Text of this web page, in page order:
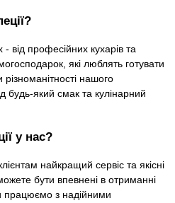
- від професійних кухарів та
які люблять готувати
нашого
будь-який смак та кулінарний
у нас?
найкращий сервіс та якісні
бути впевнені в отриманні
працюємо з надійними